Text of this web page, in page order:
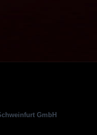
GmbH